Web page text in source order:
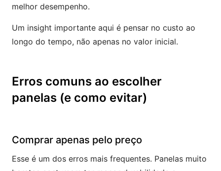
melhor desempenho.
Um insight importante aqui é pensar no custo ao
longo do tempo, não apenas no valor inicial.
Erros comuns ao escolher
panelas (e como evitar)
Comprar apenas pelo preço
Esse é um dos erros mais frequentes. Panelas muito